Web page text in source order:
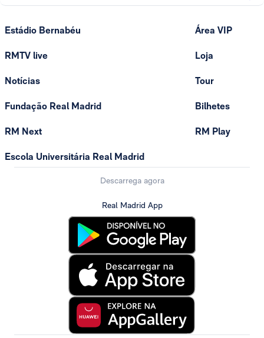
Estádio Bernabéu
RMTV live
Notícias
Fundação Real Madrid
RM Next
Escola Universitária Real Madrid
Área VIP
Loja
Tour
Bilhetes
RM Play
Descarrega agora
Real Madrid App